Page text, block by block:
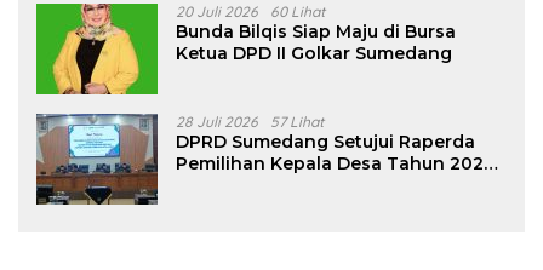
20 Juli 2026 60 Lihat
Bunda Bilqis Siap Maju di Bursa
Ketua DPD II Golkar Sumedang
28 Juli 2026 57 Lihat
DPRD Sumedang Setujui Raperda
Pemilihan Kepala Desa Tahun 2026